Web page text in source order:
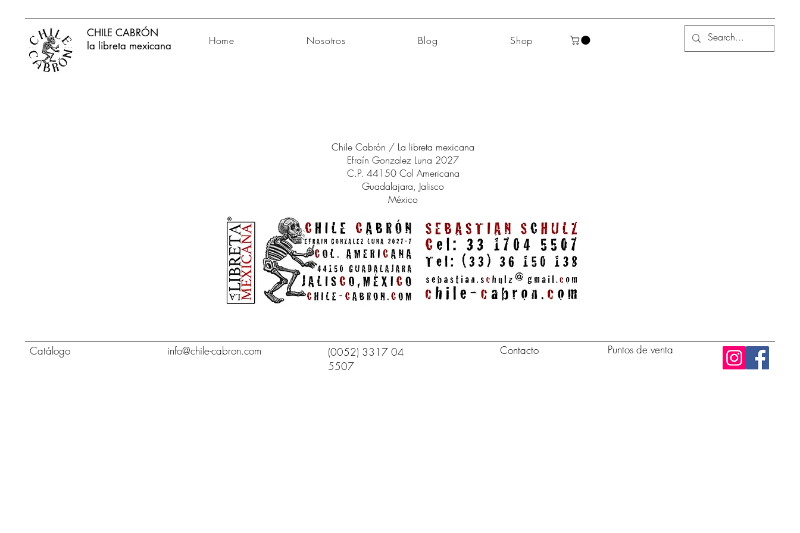
CHILE CABRÓN
la libreta mexicana
Home Nosotros Blog Shop
Chile Cabrón / La libreta mexicana
Efraín Gonzalez Luna 2027
C.P. 44150 Col Americana
Guadalajara, Jalisco
México
Catálogo info@chile-cabron.com
(0052) 3317 04
5507
Contacto Puntos de venta